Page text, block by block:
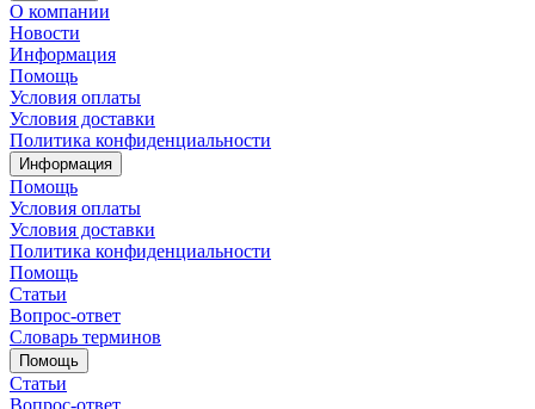
О компании
Новости
Информация
Помощь
Условия оплаты
Условия доставки
Политика конфиденциальности
Информация
Помощь
Условия оплаты
Условия доставки
Политика конфиденциальности
Помощь
Статьи
Вопрос-ответ
Словарь терминов
Помощь
Статьи